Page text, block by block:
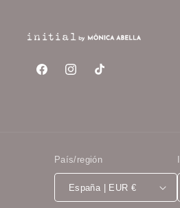
FacebookInstagramTikTok
País/región
España | EUR €